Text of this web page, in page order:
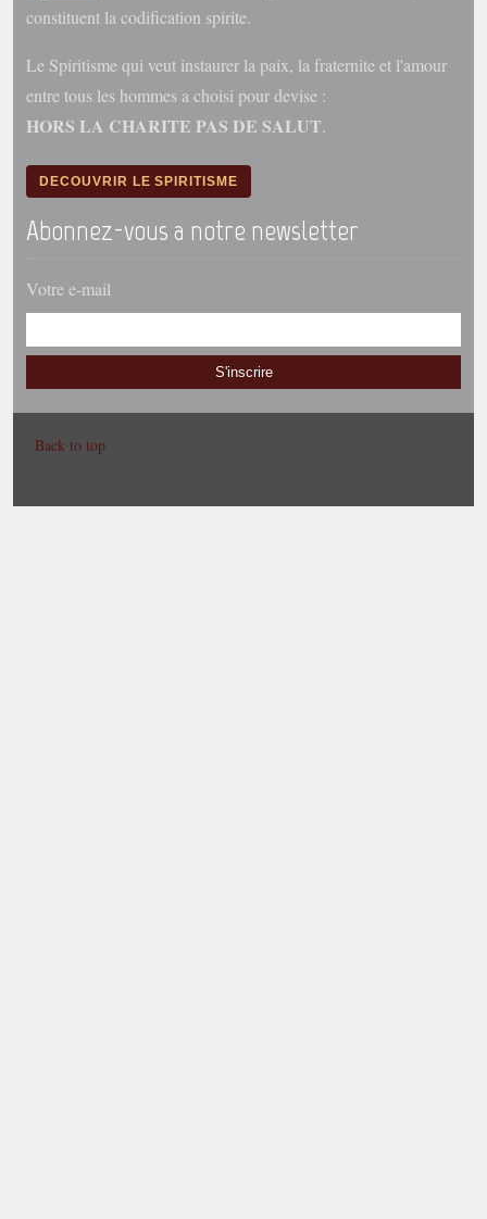
constituent la codification spirite.
Le Spiritisme qui veut instaurer la paix, la fraternite et l'amour
entre tous les hommes a choisi pour devise :
HORS LA CHARITE PAS DE SALUT.
DECOUVRIR LE SPIRITISME
Abonnez-vous a notre newsletter
Votre e-mail
S'inscrire
Back to top